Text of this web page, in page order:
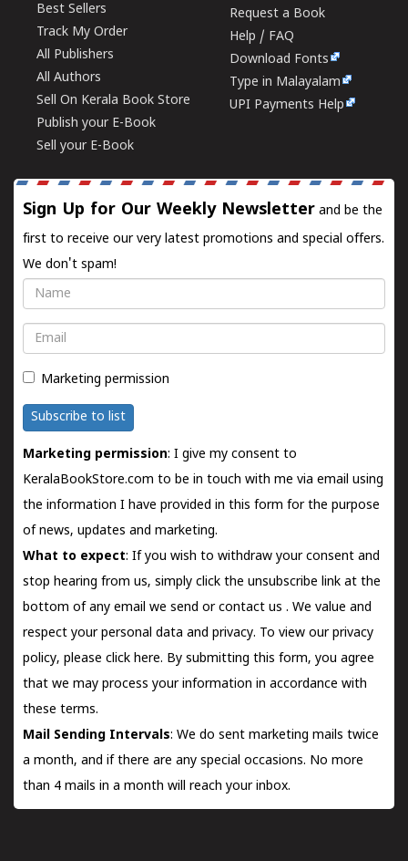
Best Sellers
Track My Order
All Publishers
All Authors
Sell On Kerala Book Store
Publish your E-Book
Sell your E-Book
Request a Book
Help / FAQ
Download Fonts
Type in Malayalam
UPI Payments Help
Sign Up for Our Weekly Newsletter and be the
first to receive our very latest promotions and special offers.
We don't spam!
Name
Email
Marketing permission
Subscribe to list
Marketing permission: I give my consent to
KeralaBookStore.com to be in touch with me via email using
the information I have provided in this form for the purpose
of news, updates and marketing.
What to expect: If you wish to withdraw your consent and
stop hearing from us, simply click the unsubscribe link at the
bottom of any email we send orcontact us . We value and
respect your personal data and privacy. To view our privacy
policy, please click here. By submitting this form, you agree
that we may process your information in accordance with
these terms.
Mail Sending Intervals: We do sent marketing mails twice
a month, and if there are any special occasions. No more
than 4 mails in a month will reach your inbox.